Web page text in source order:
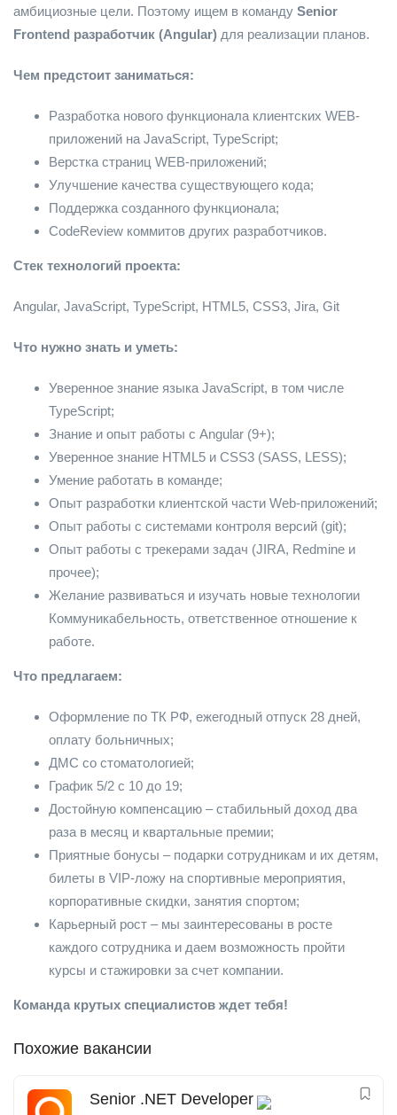
амбициозные цели. Поэтому ищем в команду Senior
Frontend разработчик (Angular) для реализации планов.
Чем предстоит заниматься:
Разработка нового функционала клиентских WEB-
приложений на JavaScript, TypeScript;
Верстка страниц WEB-приложений;
Улучшение качества существующего кода;
Поддержка созданного функционала;
CodeReview коммитов других разработчиков.
Стек технологий проекта:
Angular, JavaScript, TypeScript, HTML5, CSS3, Jira, Git
Что нужно знать и уметь:
Уверенное знание языка JavaScript, в том числе
TypeScript;
Знание и опыт работы с Angular (9+);
Уверенное знание HTML5 и CSS3 (SASS, LESS);
Умение работать в команде;
Опыт разработки клиентской части Web-приложений;
Опыт работы с системами контроля версий (git);
Опыт работы c трекерами задач (JIRA, Redmine и
прочее);
Желание развиваться и изучать новые технологии
Коммуникабельность, ответственное отношение к
работе.
Что предлагаем:
Оформление по ТК РФ, ежегодный отпуск 28 дней,
оплату больничных;
ДМС со стоматологией;
График 5/2 с 10 до 19;
Достойную компенсацию – стабильный доход два
раза в месяц и квартальные премии;
Приятные бонусы – подарки сотрудникам и их детям,
билеты в VIP-ложу на спортивные мероприятия,
корпоративные скидки, занятия спортом;
Карьерный рост – мы заинтересованы в росте
каждого сотрудника и даем возможность пройти
курсы и стажировки за счет компании.
Команда крутых специалистов ждет тебя!
Похожие вакансии
Senior .NET Developer